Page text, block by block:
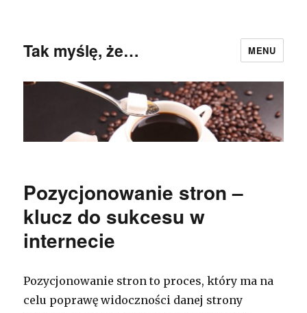
Tak myślę, że… MENU
Pozycjonowanie stron –
klucz do sukcesu w
internecie
Pozycjonowanie stron to proces, który ma na
celu poprawę widoczności danej strony